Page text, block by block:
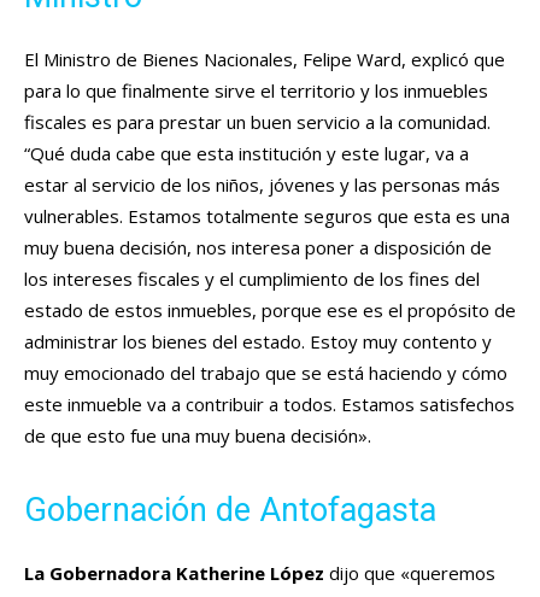
El Ministro de Bienes Nacionales, Felipe Ward, explicó que
para lo que finalmente sirve el territorio y los inmuebles
fiscales es para prestar un buen servicio a la comunidad.
“Qué duda cabe que esta institución y este lugar, va a
estar al servicio de los niños, jóvenes y las personas más
vulnerables. Estamos totalmente seguros que esta es una
muy buena decisión, nos interesa poner a disposición de
los intereses fiscales y el cumplimiento de los fines del
estado de estos inmuebles, porque ese es el propósito de
administrar los bienes del estado. Estoy muy contento y
muy emocionado del trabajo que se está haciendo y cómo
este inmueble va a contribuir a todos. Estamos satisfechos
de que esto fue una muy buena decisión».
Gobernación de Antofagasta
La Gobernadora Katherine López dijo que «queremos